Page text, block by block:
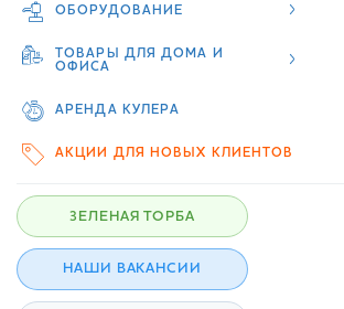
ОБОРУДОВАНИЕ
ТОВАРЫ ДЛЯ ДОМА И
ОФИСА
АРЕНДА КУЛЕРА
АКЦИИ ДЛЯ НОВЫХ КЛИЕНТОВ
ЗЕЛЕНАЯ ТОРБА
НАШИ ВАКАНСИИ